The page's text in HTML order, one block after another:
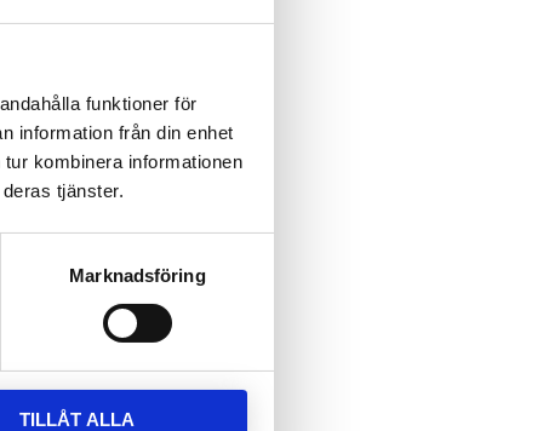
funktioner för
information från din enhet
kombinera informationen
tjänster.
Marknadsföring
TILLÅT ALLA